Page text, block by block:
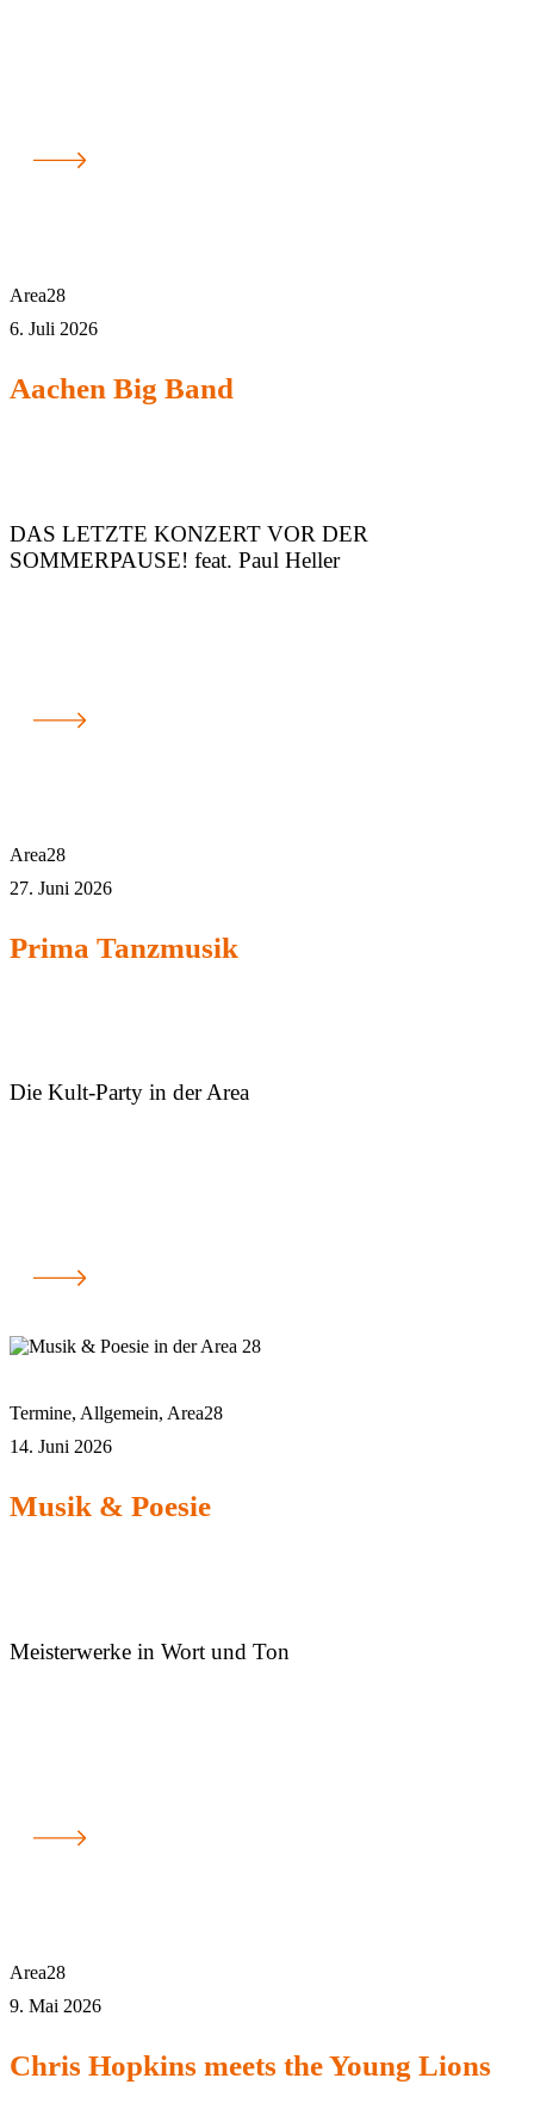
Area28
6. Juli 2026
Aachen Big Band
DAS LETZTE KONZERT VOR DER
SOMMERPAUSE! feat. Paul Heller
Area28
27. Juni 2026
Prima Tanzmusik
Die Kult-Party in der Area
Termine, Allgemein, Area28
14. Juni 2026
Musik & Poesie
Meisterwerke in Wort und Ton
Area28
9. Mai 2026
Chris Hopkins meets the Young Lions